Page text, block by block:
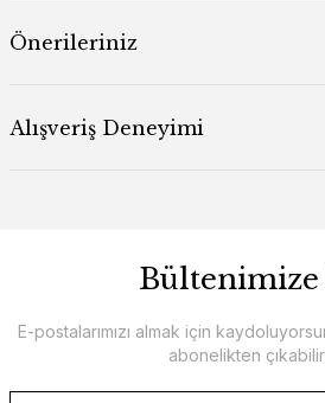
Önerileriniz
Alışveriş Deneyimi
Bültenimize
E-postalarımızı almak için
abonelikten